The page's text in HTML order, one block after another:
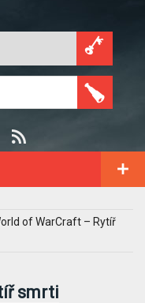
of WarCraft – Rytíř
smrti